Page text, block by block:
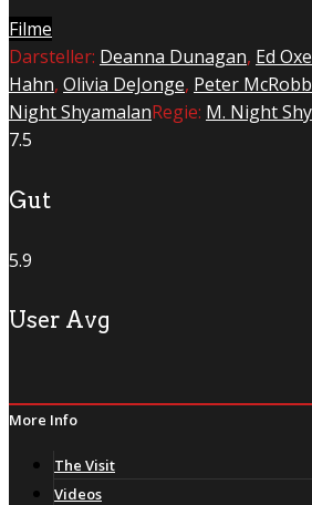
Filme
Darsteller: Deanna Dunagan, Ed
Hahn, Olivia DeJonge, Peter
Night ShyamalanRegie: M. Night
7.5
Gut
5.9
User Avg
More Info
The Visit
Videos